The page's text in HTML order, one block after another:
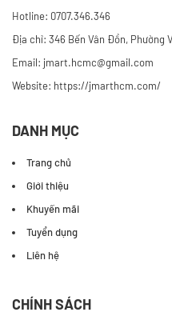
Hotline: 0707.346.346
Địa chỉ: 346 Bến Vân Đồn, Phường
Email: jmart.hcmc@gmail.com
Website: https://jmarthcm.com/
DANH MỤC
Trang chủ
Giới thiệu
Khuyến mãi
Tuyển dụng
Liên hệ
CHÍNH SÁCH